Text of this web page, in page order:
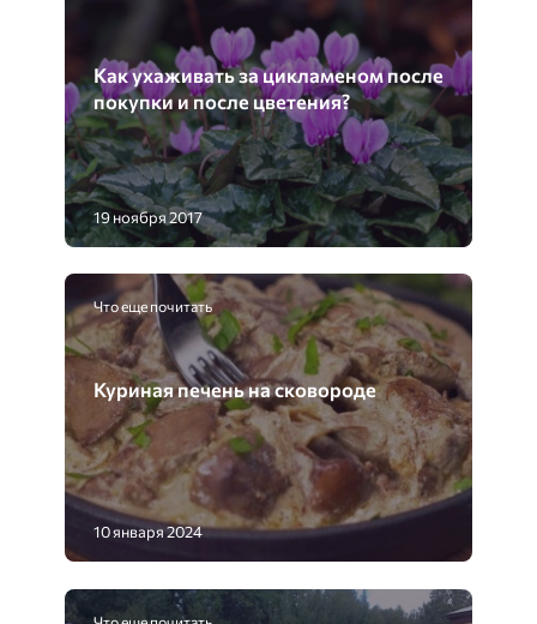
Как ухаживать за цикламеном после
покупки и после цветения?
19 ноября 2017
Что еще почитать
Куриная печень на сковороде
10 января 2024